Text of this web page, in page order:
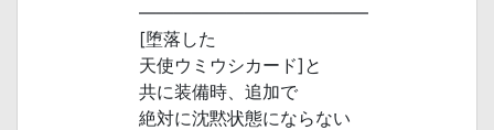
―――――――――――――
[堕落した
天使ウミウシカード]と
共に装備時、追加で
絶対に沈黙状態にならない